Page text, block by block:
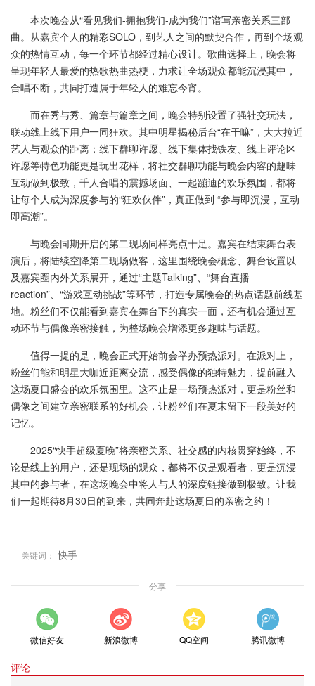
本次晚会从“看见我们-拥抱我们-成为我们”谱写亲密关系三部
曲。从嘉宾个人的精彩SOLO，到艺人之间的默契合作，再到全场观
众的热情互动，每一个环节都经过精心设计。歌曲选择上，晚会将
呈现年轻人最爱的热歌热曲热梗，力求让全场观众都能沉浸其中，
合唱不断，共同打造属于年轻人的难忘今宵。
而在秀与秀、篇章与篇章之间，晚会特别设置了强社交玩法，
联动线上线下用户一同狂欢。其中明星揭秘后台“在干嘛”，大大拉近
艺人与观众的距离；线下群聊许愿、线下集体找铁友、线上评论区
许愿等特色功能更是玩出花样，将社交群聊功能与晚会内容的趣味
互动做到极致，千人合唱的震撼场面、一起蹦迪的欢乐氛围，都将
让每个人成为深度参与的“狂欢伙伴”，真正做到 “参与即沉浸，互动
即高潮”。
与晚会同期开启的第二现场同样亮点十足。嘉宾在结束舞台表
演后，将陆续空降第二现场做客，这里围绕晚会概念、舞台设置以
及嘉宾圈内外关系展开，通过“主题Talking”、“舞台直播
reaction”、“游戏互动挑战”等环节，打造专属晚会的热点话题前线基
地。粉丝们不仅能看到嘉宾在舞台下的真实一面，还有机会通过互
动环节与偶像亲密接触，为整场晚会增添更多趣味与话题。
值得一提的是，晚会正式开始前会举办预热派对。在派对上，
粉丝们能和明星大咖近距离交流，感受偶像的独特魅力，提前融入
这场夏日盛会的欢乐氛围里。这不止是一场预热派对，更是粉丝和
偶像之间建立亲密联系的好机会，让粉丝们在夏末留下一段美好的
记忆。
2025“快手超级夏晚”将亲密关系、社交感的内核贯穿始终，不
论是线上的用户，还是现场的观众，都将不仅是观看者，更是沉浸
其中的参与者，在这场晚会中将人与人的深度链接做到极致。让我
们一起期待8月30日的到来，共同奔赴这场夏日的亲密之约！
关键词： 快手
分享
微信好友 新浪微博 QQ空间 腾讯微博
评论